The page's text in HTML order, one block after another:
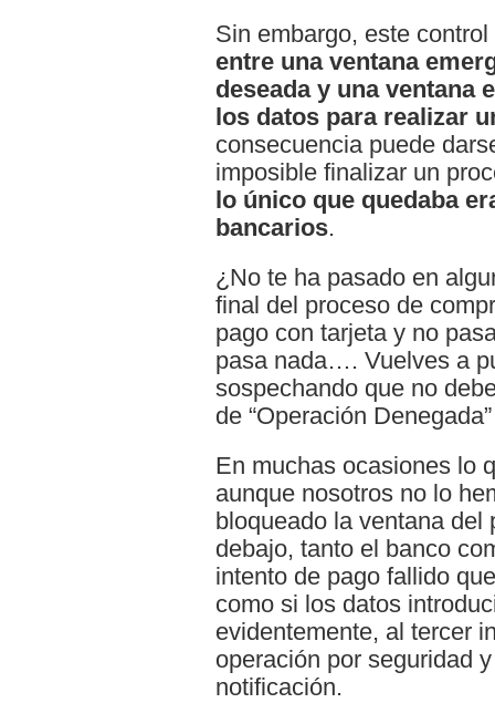
Sin embargo, este
entre una ventana
deseada y una ventana
los datos para realizar
consecuencia puede
imposible finalizar un
lo único que quedaba
bancarios.
¿No te ha pasado en
final del proceso de
pago con tarjeta y no
pasa nada…. Vuelves a
sospechando que no
de “Operación
En muchas ocasiones lo
aunque nosotros no lo
bloqueado la ventana del
debajo, tanto el banco
intento de pago fallido
como si los datos
evidentemente, al tercer
operación por seguridad
notificación.